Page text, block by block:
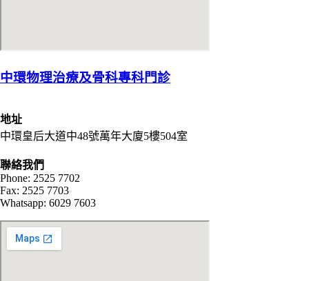
中環物理治療及骨科專科門診
地址
中環皇后大道中48號萬年大廈5樓504室
聯絡我們
Phone: 2525 7702
Fax: 2525 7703
Whatsapp: 6029 7603